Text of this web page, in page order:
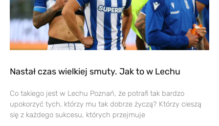
Nastał czas wielkiej smuty. Jak to w Lechu
Co takiego jest w Lechu Poznań, że potrafi tak bardzo
upokorzyć tych, którzy mu tak dobrze życzą? Którzy cieszą
się z każdego sukcesu, których przejmuje